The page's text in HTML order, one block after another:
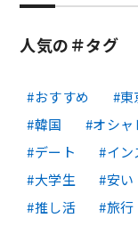
人気の＃タグ
おすすめ 東
韓国
オシャ
デート
イン
大学生
安い
推し活
旅行